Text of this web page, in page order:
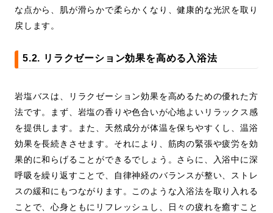
な点から、肌が滑らかで柔らかくなり、健康的な光沢を取り
戻します。
5.2. リラクゼーション効果を高める入浴法
岩塩バスは、リラクゼーション効果を高めるための優れた方
法です。まず、岩塩の香りや色合いが心地よいリラックス感
を提供します。また、天然成分が体温を保ちやすくし、温浴
効果を長続きさせます。それにより、筋肉の緊張や疲労を効
果的に和らげることができるでしょう。さらに、入浴中に深
呼吸を繰り返すことで、自律神経のバランスが整い、ストレ
スの緩和にもつながります。このような入浴法を取り入れる
ことで、心身ともにリフレッシュし、日々の疲れを癒すこと